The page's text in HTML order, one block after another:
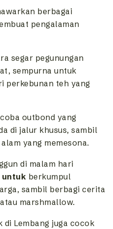
berbagai
pengalaman
segar pegunungan
sempurna untuk
perkebunan teh yang
outbond yang
di jalur khusus, sambil
yang memesona.
di malam hari
untuk berkumpul
sambil berbagi cerita
marshmallow.
di Lembang juga cocok